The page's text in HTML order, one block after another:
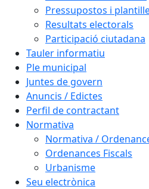
Pressupostos i
Resultats electorals
Participació ciutadana
Tauler informatiu
Ple municipal
Juntes de govern
Anuncis / Edictes
Perfil de contractant
Normativa
Normativa /
Ordenances Fiscals
Urbanisme
Seu electrònica